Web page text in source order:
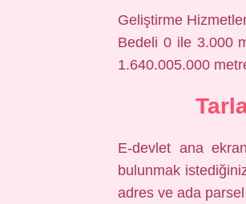
Geliştirme
Bedeli 0 ile 3.000
1.640.005.000
E-devlet ana
bulunmak
adres ve ada